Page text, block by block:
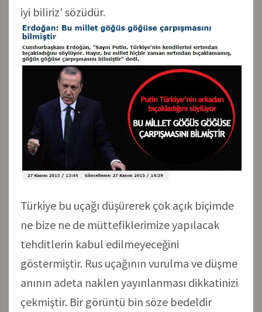
iyi biliriz’ sözüdür.
Türkiye bu uçağı düşürerek çok açık biçimde
ne bize ne de müttefiklerimize yapılacak
tehditlerin kabul edilmeyeceğini
göstermiştir. Rus uçağının vurulma ve düşme
anının adeta naklen yayınlanması dikkatinizi
çekmiştir. Bir görüntü bin söze bedeldir